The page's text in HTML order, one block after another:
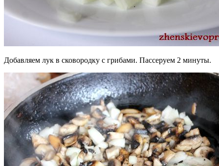
Добавляем лук в сковородку с грибами. Пассеруем 2 минуты.